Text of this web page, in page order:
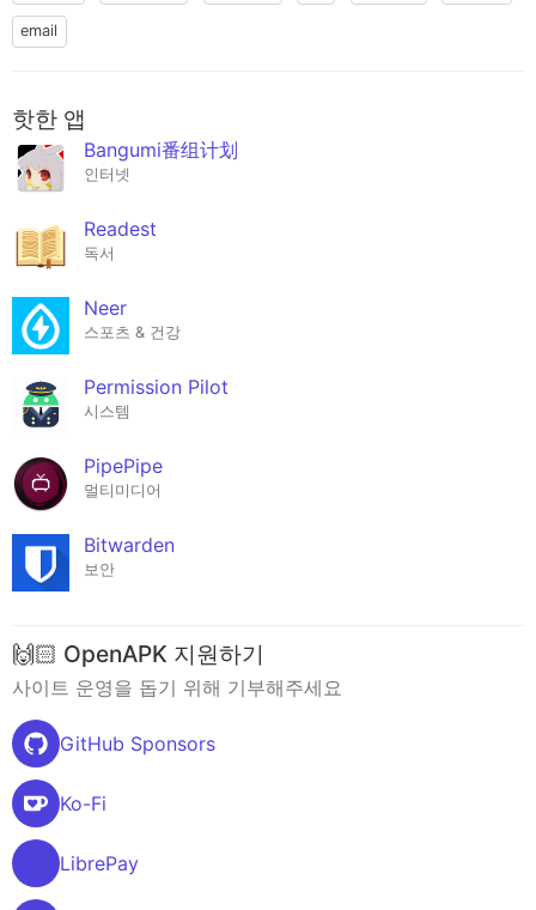
email
핫한 앱
Bangumi番组计划
인터넷
Readest
독서
Neer
스포츠 & 건강
Permission Pilot
시스템
PipePipe
멀티미디어
Bitwarden
보안
🙌🏻 OpenAPK 지원하기
사이트 운영을 돕기 위해 기부해주세요
GitHub Sponsors
Ko-Fi
LibrePay